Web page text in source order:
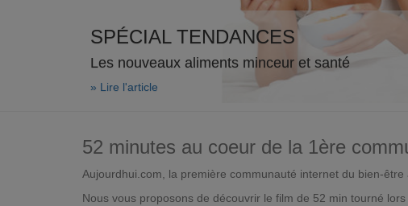
SPÉCIAL TENDANCES
Les nouveaux aliments minceur et santé
» Lire l'article
52 minutes au coeur de la 1ère
Aujourdhui.com, la première communauté internet du bien-
Nous vous proposons de découvrir le film de 52 min tourné